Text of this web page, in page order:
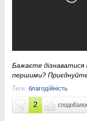
Бажаєте дізнаватися
першими?
Теги: благодійність
2